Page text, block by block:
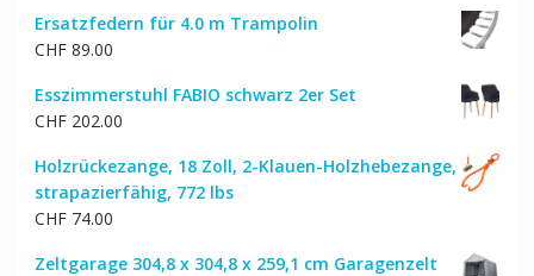
Ersatzfedern für 4.0 m Trampolin
CHF89.00
Esszimmerstuhl FABIO schwarz 2er Set
CHF202.00
Holzrückezange, 18 Zoll, 2-Klauen-Holzhebezange,
strapazierfähig, 772 lbs
CHF74.00
Zeltgarage 304,8 x 304,8 x 259,1 cm Garagenzelt